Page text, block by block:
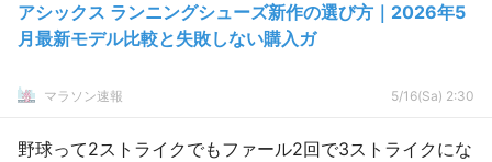
アシックス ランニングシューズ新作の選び方｜2026年5
月最新モデル比較と失敗しない購入ガ
マラソン速報 5/16(Sa) 2:30
野球って2ストライクでもファール2回で3ストライクにな